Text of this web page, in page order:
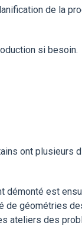
de la
si besoin.
ont plusieurs
démonté est
de géométries
ateliers des